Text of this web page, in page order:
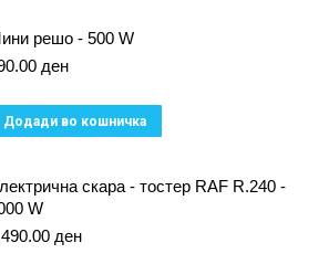
решо - 500 W
ден
Додади во кошничка
скара - тостер RAF R.240 -
W
ден